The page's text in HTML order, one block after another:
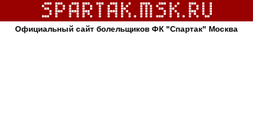
Официальный сайт болельщиков ФК "Спартак" Москва